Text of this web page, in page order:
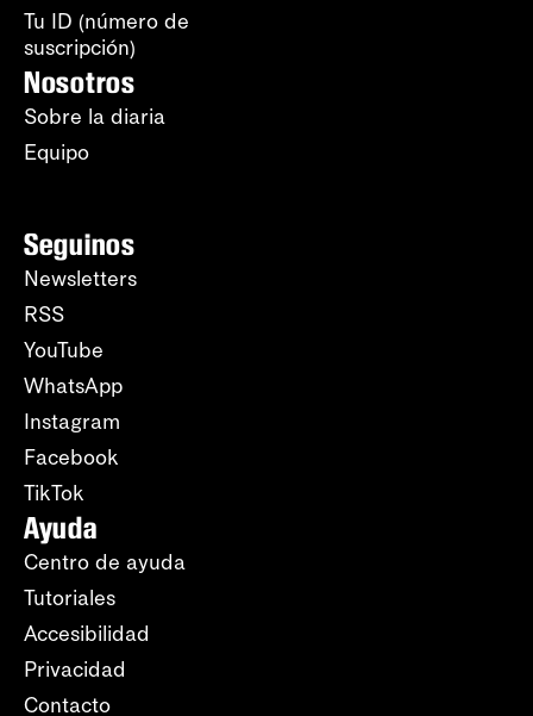
Tu ID (número de
suscripción)
Nosotros
Sobre la diaria
Equipo
Seguinos
Newsletters
RSS
YouTube
WhatsApp
Instagram
Facebook
TikTok
Ayuda
Centro de ayuda
Tutoriales
Accesibilidad
Privacidad
Contacto